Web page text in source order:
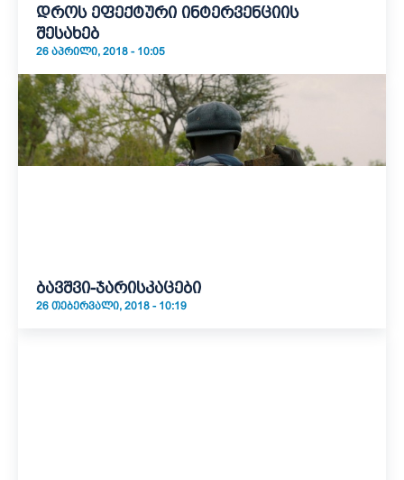
დროს ეფექტური ინტერვენციის
შესახებ
26 ᲐᲞᲠᲘᲚᲘ, 2018 - 10:05
ბავშვი-ჯარისკაცები
26 ᲗᲔᲑᲔᲠᲕᲐᲚᲘ, 2018 - 10:19